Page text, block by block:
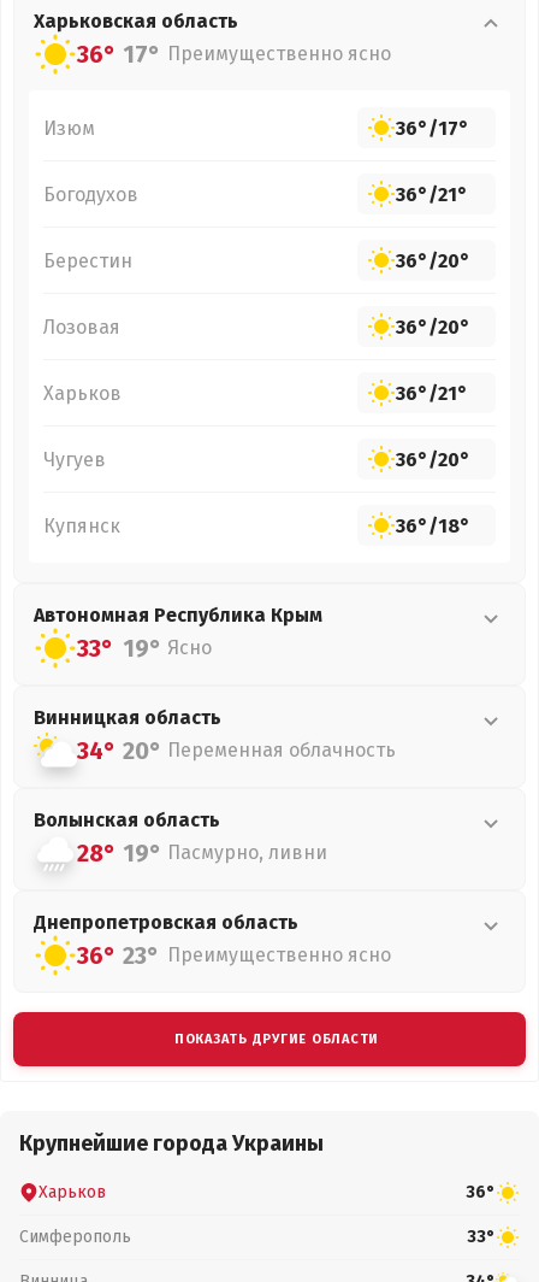
Харьковская область
36° 17° Преимущественно ясно
Изюм 36°/17°
Богодухов 36°/21°
Берестин 36°/20°
Лозовая 36°/20°
Харьков 36°/21°
Чугуев 36°/20°
Купянск 36°/18°
Автономная Республика Крым
33° 19° Ясно
Винницкая область
34° 20° Переменная облачность
Волынская область
28° 19° Пасмурно, ливни
Днепропетровская область
36° 23° Преимущественно ясно
ПОКАЗАТЬ ДРУГИЕ ОБЛАСТИ
Крупнейшие города Украины
Харьков 36°
Симферополь 33°